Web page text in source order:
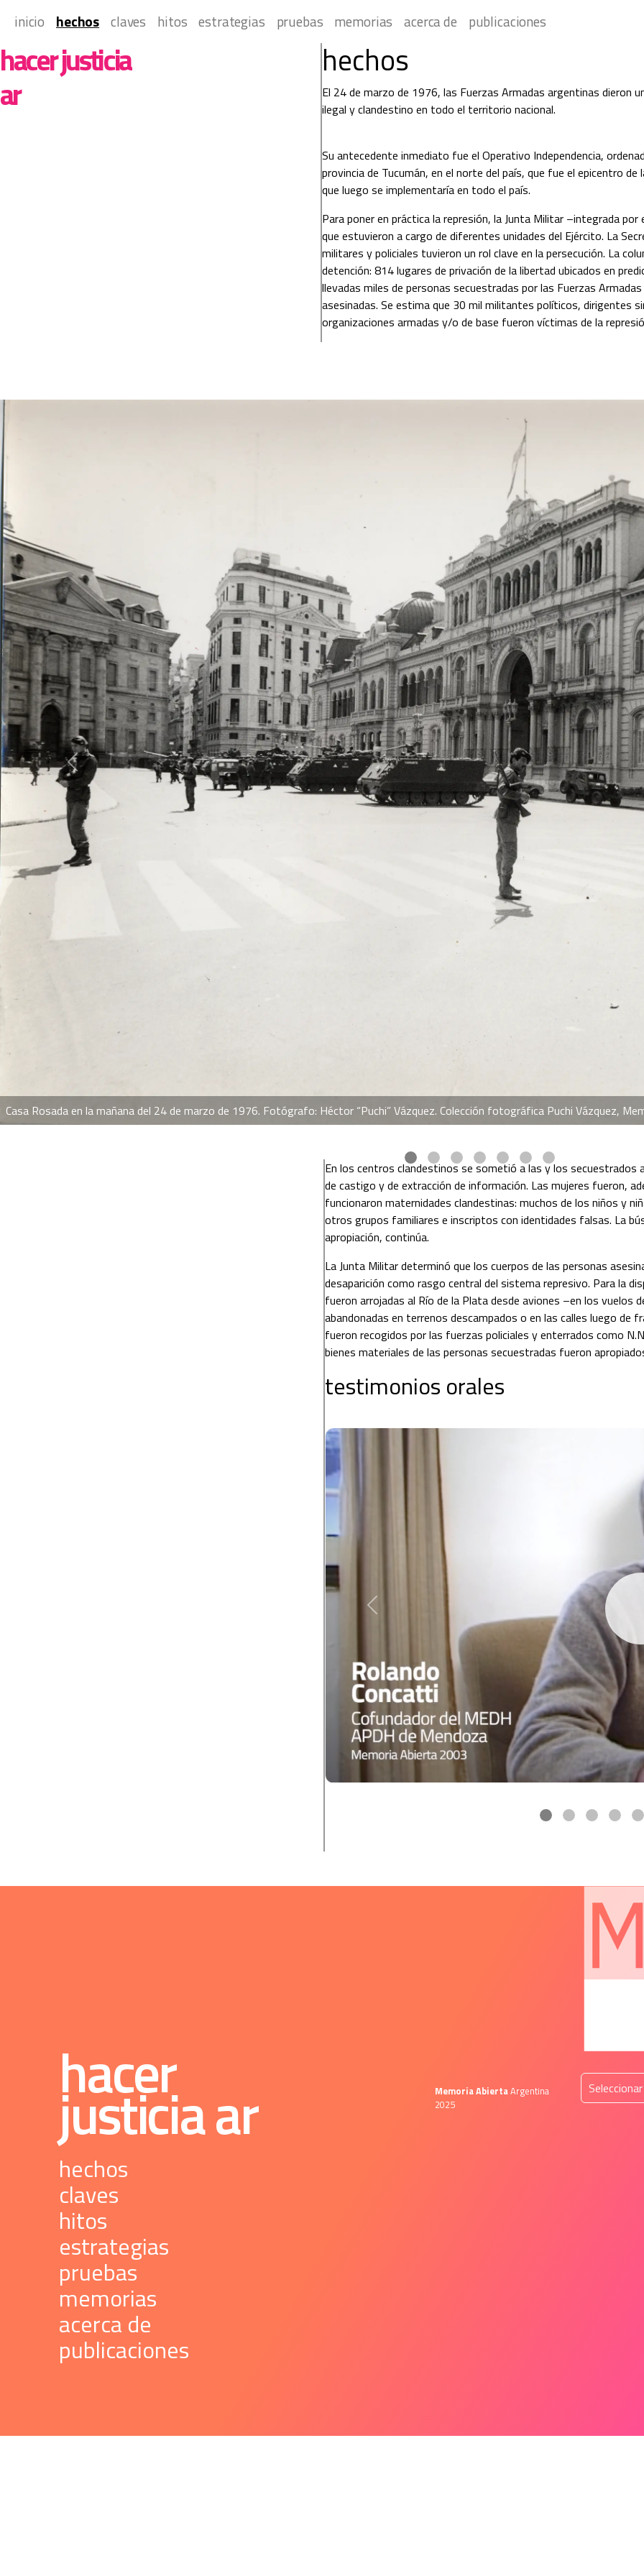
inicio hechos claves hitos estrategias pruebas memorias acerca de publicaciones
hacer justicia
ar
hechos
El 24 de marzo de 1976, las Fuerzas Armadas argentinas dieron
ilegal y clandestino en todo el territorio nacional.
Su antecedente inmediato fue el Operativo Independencia,
provincia de Tucumán, en el norte del país, que fue el epicentro
que luego se implementaría en todo el país.
Para poner en práctica la represión, la Junta Militar –integrada
que estuvieron a cargo de diferentes unidades del Ejército. La
militares y policiales tuvieron un rol clave en la persecución. La
detención: 814 lugares de privación de la libertad ubicados en
llevadas miles de personas secuestradas por las Fuerzas
asesinadas. Se estima que 30 mil militantes políticos, dirigentes
organizaciones armadas y/o de base fueron víctimas de la
Casa Rosada en la mañana del 24 de marzo de 1976. Fotógrafo: Héctor “Puchi” Vázquez. Colección fotográfica Puchi Vázquez,
Previous
En los centros clandestinos se sometió a las y los
de castigo y de extracción de información. Las mujeres fueron,
funcionaron maternidades clandestinas: muchos de los niños y
otros grupos familiares e inscriptos con identidades falsas. La
apropiación, continúa.
La Junta Militar determinó que los cuerpos de las personas
desaparición como rasgo central del sistema represivo. Para la
fueron arrojadas al Río de la Plata desde aviones –en los
abandonadas en terrenos descampados o en las calles luego
fueron recogidos por las fuerzas policiales y enterrados como
bienes materiales de las personas secuestradas fueron
testimonios orales
Previous
hacer
justicia ar
hechos
claves
hitos
estrategias
pruebas
memorias
acerca de
publicaciones
Memoria Abierta Argentina
2025